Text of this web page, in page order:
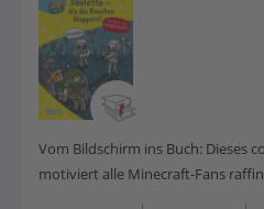
Vom Bildschirm ins Buch: Dieses
motiviert alle Minecraft-Fans